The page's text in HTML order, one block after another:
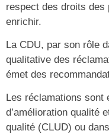
respect des droits des
enrichir.
La CDU, par son rôle
qualitative des
émet des
Les réclamations sont
d’amélioration qualité
qualité (CLUD) ou